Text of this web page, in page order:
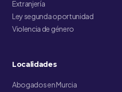
Extranjería
Ley segunda oportunidad
Violencia de género
Localidades
Abogados en Murcia